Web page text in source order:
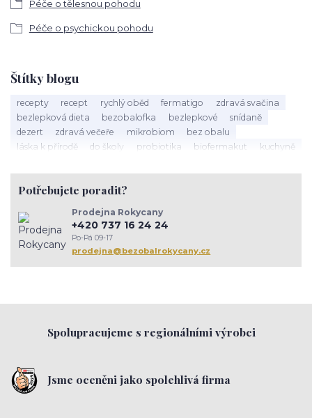
Péče o tělesnou pohodu
Péče o psychickou pohodu
Štítky blogu
recepty recept rychlý oběd fermatigo
zdravá svačina
bezlepková dieta
bezobalofka bezlepkové
snídaně
dezert
zdravá večeře mikrobiom
bez obalu
láska k přírodě
do školy probiotika biofermakut
kuchyně
ambasador zdrave domacnosti
toxicke latky
jedy v domacnosti
sušenky
narozeniy Bezobalofky
těstoviny
jarní jídelníček
střevo
rokycany
setkánížen komunita inspirace
Potřebujete poradit?
Prodejna Rokycany
+420 737 16 24 24
Po-Pá 09-17
prodejna@bezobalrokycany.cz
Spolupracujeme s regionálními výrobci
Jsme oceněni jako spolehlivá firma